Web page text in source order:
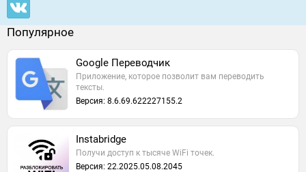
Популярное
Google Переводчик
Приложение, которое позволит вам переводить
тексты.
Версия: 8.6.69.622227155.2
Instabridge
Получи доступ к тысяче WiFi точек.
Версия: 22.2025.05.08.2045